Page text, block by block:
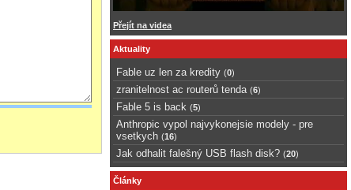
Přejít na videa
Aktuality
Fable uz len za kredity (0)
zranitelnost ac routerů tenda (6)
Fable 5 is back (5)
Anthropic vypol najvykonejsie modely - pre
vsetkych (16)
Jak odhalit falešný USB flash disk? (20)
Články